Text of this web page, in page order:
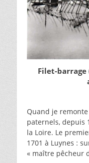
Filet-
Quand je
paternels, depuis
la Loire. Le
1701 à Luynes :
« maître pêcheur